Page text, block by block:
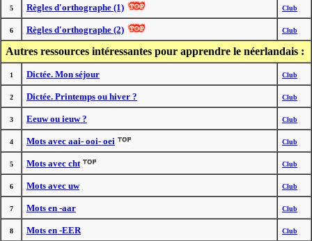
5 Règles d'orthographe (1) Club
6 Règles d'orthographe (2) Club
Autres ressources intéressantes pour apprendre le néerlandais :
1 Dictée. Mon séjour Club
2 Dictée. Printemps ou hiver ? Club
3 Eeuw ou ieuw ? Club
4 Mots avec aai- ooi- oei Club
5 Mots avec cht Club
6 Mots avec uw Club
7 Mots en -aar Club
8 Mots en -EER Club